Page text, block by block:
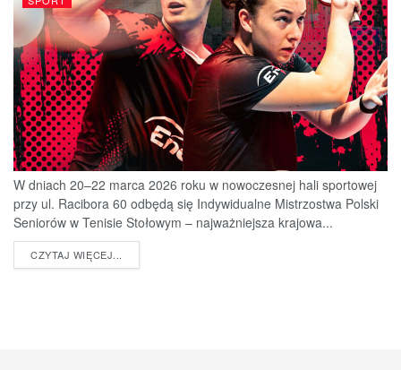
W dniach 20–22 marca 2026 roku w nowoczesnej hali sportowej
przy ul. Racibora 60 odbędą się Indywidualne Mistrzostwa Polski
Seniorów w Tenisie Stołowym – najważniejsza krajowa...
CZYTAJ WIĘCEJ...